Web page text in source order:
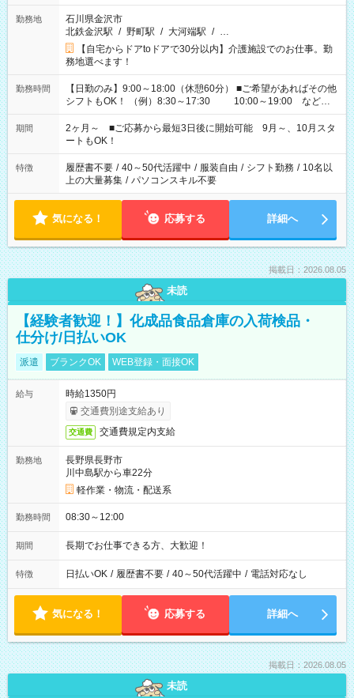
勤務地
石川県金沢市
北鉄金沢駅 / 野町駅 / 大河端駅 / …
【自宅からドアtoドアで30分以内】介護施設でのお仕事。勤
務地選べます！
勤務時間
【日勤のみ】9:00～18:00（休憩60分） ■ご希望があればその他
シフトもOK！ （例）8:30～17:30 10:00～19:00 など
「家族とお休みを合わせたい」 「できれば残業はしたくない」
など、あなたのご希望に沿ったお仕事をご紹介します！ ※Wワ
ーク希望の方へ 今ご覧のお仕事で希望する勤務時間と、もう1つ
のお仕事の勤務時間。 合計で週40時間を超える場合は応募でき
ません
期間
2ヶ月～ ■ご応募から最短3日後に開始可能 9月～、10月スタ
ートもOK！
特徴 履歴書不要 / 40～50代活躍中 / 服装自由 / シフト勤務 / 10名以
上の大量募集 / パソコンスキル不要
気になる！ 応募する 詳細へ
掲載日：2026.08.05
未読
【経験者歓迎！】化成品食品倉庫の入荷検品・
仕分け/日払いOK
派遣 ブランクOK WEB登録・面接OK
給与
時給1350円
交通費別途支給あり
交通費 交通費規定内支給
勤務地
長野県長野市
川中島駅から車22分
軽作業・物流・配送系
勤務時間 08:30～12:00
期間 長期でお仕事できる方、大歓迎！
特徴 日払いOK / 履歴書不要 / 40～50代活躍中 / 電話対応なし
気になる！ 応募する 詳細へ
掲載日：2026.08.05
未読